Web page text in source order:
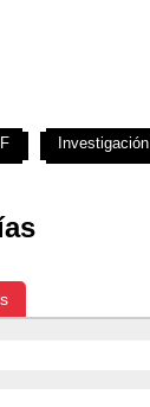
Investigación